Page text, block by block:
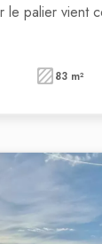
le palier vient
83 m²